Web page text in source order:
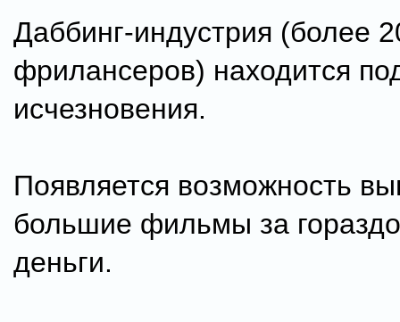
Даббинг-индустрия (более
фрилансеров) находится
исчезновения.
Появляется возможность
большие фильмы за
деньги.